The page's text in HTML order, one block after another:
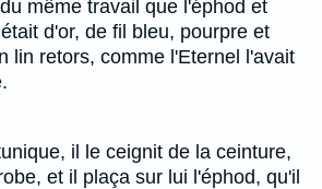
même travail que l'éphod et
d'or, de fil bleu, pourpre et
lin retors, comme l'Eternel l'avait
il le ceignit de la ceinture,
et il plaça sur lui l'éphod, qu'il